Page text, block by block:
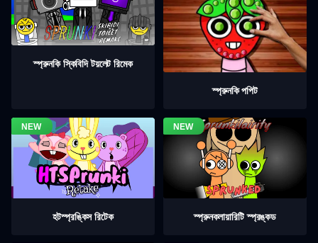
স্প্রুনকি স্কিবিদি টয়লেট রিমেক
স্প্রুনকি পপিট
হটস্প্রঙ্কিস রিটেক স্প্রুনকলায়ারিটি স্প্রঙ্কড